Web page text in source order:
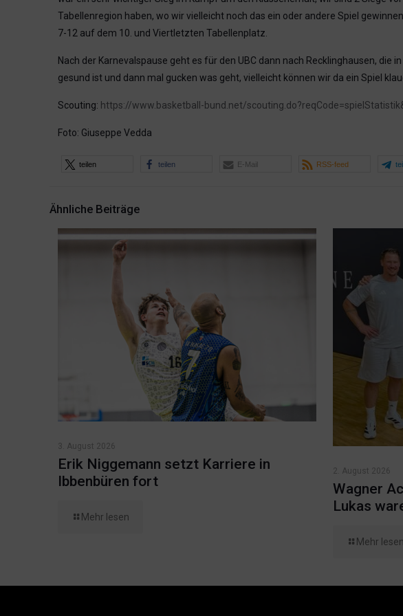
Tabellenregion haben, wo wir vielleicht noch das ein oder andere Spiel
7-12 auf dem 10. und Viertletzten Tabellenplatz.
Nach der Karnevalspause geht es für den UBC dann nach Recklinghausen,
gesund ist und dann mal gucken was geht, vielleicht können wir da ein Spiel
Scouting: https://www.basketball-bund.net/
Foto: Giuseppe Vedda
teilen teilen E-Mail RSS-feed
Ähnliche Beiträge
3. August 2026
Erik Niggemann setzt Karriere in
Ibbenbüren fort
Mehr lesen
2. August 2026
Wagner
Lukas
Mehr lesen